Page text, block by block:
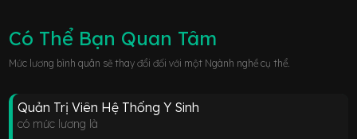
Có Thể Bạn Quan Tâm
Mức lương bình quân sẽ thay đổi đối với một Ngành nghề cụ thể.
Quản Trị Viên Hệ Thống Y Sinh
có mức lương là